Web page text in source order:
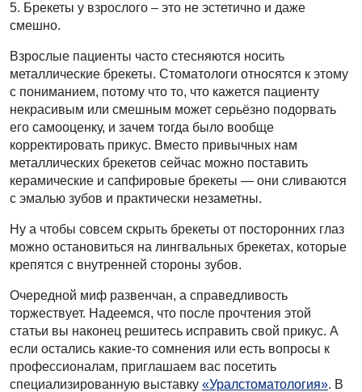
5. Брекеты у взрослого – это не эстетично и даже
смешно.
Взрослые пациенты часто стесняются носить
металлические брекеты. Стоматологи относятся к этому
с пониманием, потому что то, что кажется пациенту
некрасивым или смешным может серьёзно подорвать
его самооценку, и зачем тогда было вообще
корректировать прикус. Вместо привычных нам
металлических брекетов сейчас можно поставить
керамические и сапфировые брекеты — они сливаются
с эмалью зубов и практически незаметны.
Ну а чтобы совсем скрыть брекеты от посторонних глаз
можно остановиться на лингвальных брекетах, которые
крепятся с внутренней стороны зубов.
Очередной миф развенчан, а справедливость
торжествует. Надеемся, что после прочтения этой
статьи вы наконец решитесь исправить свой прикус. А
если остались какие-то сомнения или есть вопросы к
профессионалам, приглашаем вас посетить
специализированную выставку «Уралстоматология». В